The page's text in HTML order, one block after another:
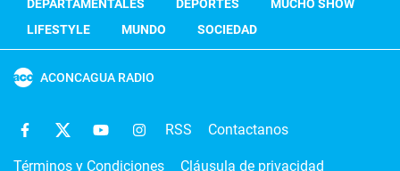
DEPARTAMENTALES
DEPORTES
MUCHO SHOW
LIFESTYLE
MUNDO SOCIEDAD
ACONCAGUA RADIO
RSS Contactanos
Términos y Condiciones Cláusula de privacidad